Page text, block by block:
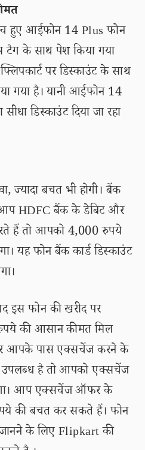
हुए आईफोन 14 Plus फोन
टैग के साथ पेश किया गया
पर डिस्काउंट के साथ
गया है। यानी आईफोन 14
डिस्काउंट दिया जा रहा
ज्यादा बचत भी होगी। बैंक
HDFC बैंक के डेबिट और
हैं तो आपको 4,000 रुपये
यह फोन बैंक कार्ड डिस्काउंट
इस फोन की खरीद पर
की आसान कीमत मिल
आपके पास एक्सचेंज करने के
उपलब्ध है तो आपको एक्सचेंज
आप एक्सचेंज ऑफर के
की बचत कर सकते हैं। फोन
के लिए Flipkart की